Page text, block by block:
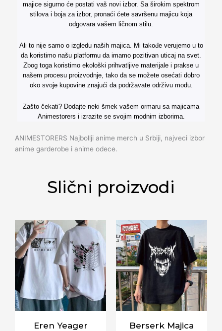
majice sigurno će postati vaš novi izbor. Sa širokim spektrom
stilova i boja za izbor, pronaći ćete savršenu majicu koja
odgovara vašem ličnom stilu.
Ali to nije samo o izgledu naših majica. Mi takođe verujemo u to
da koristimo našu platformu da imamo pozitivan uticaj na svet.
Zbog toga koristimo ekološki prihvatljive materijale i prakse u
našem procesu proizvodnje, tako da se možete osećati dobro
oko svoje kupovine znajući da podržavate održivu modu.
Zašto čekati? Dodajte neki šmek vašem ormaru sa majicama
Animestorers i izrazite se svojim modnim izborima.
ANIMESTORERS Najbollji anime merch u Srbiji, najveci izbor
anime garderobe i anime odece.
Slični proizvodi
Eren Yeager
Berserk Majica